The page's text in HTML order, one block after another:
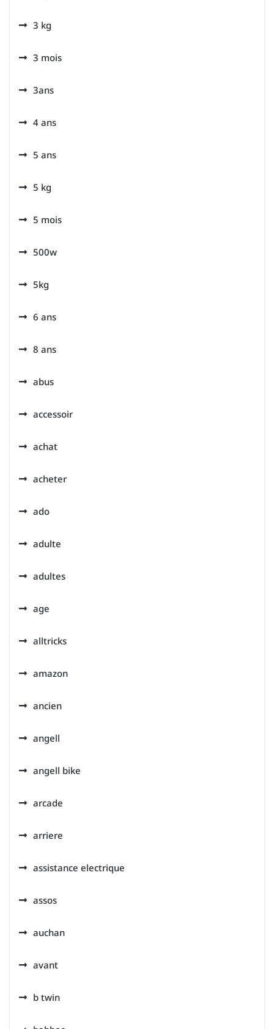
3 kg
3 mois
3ans
4 ans
5 ans
5 kg
5 mois
500w
5kg
6 ans
8 ans
abus
accessoir
achat
acheter
ado
adulte
adultes
age
alltricks
amazon
ancien
angell
angell bike
arcade
arriere
assistance electrique
assos
auchan
avant
b twin